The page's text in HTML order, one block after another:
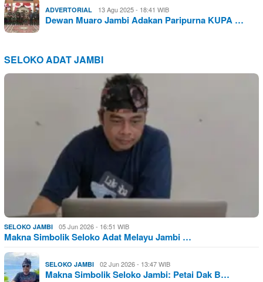
ADVERTORIAL 13 Agu 2025 - 18:41 WIB
Dewan Muaro Jambi Adakan Paripurna KUPA …
SELOKO ADAT JAMBI
SELOKO JAMBI 05 Jun 2026 - 16:51 WIB
Makna Simbolik Seloko Adat Melayu Jambi …
SELOKO JAMBI 02 Jun 2026 - 13:47 WIB
Makna Simbolik Seloko Jambi: Petai Dak B…